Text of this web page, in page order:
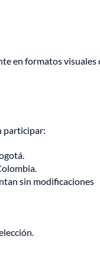
en formatos visuales
participar:
sin modificaciones